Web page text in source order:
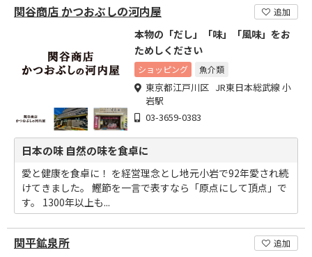
関谷商店 かつおぶしの河内屋 追加
本物の「だし」「味」「風味」をお
ためしください
ショッピング 魚介類
東京都江戸川区 JR東日本総武線 小
岩駅
03-3659-0383
日本の味 自然の味を食卓に
愛と健康を食卓に！ を経営理念とし地元小岩で92年愛され続
けてきました。 鰹節を一言で表すなら「原点にして頂点」で
す。 1300年以上も...
関平鉱泉所 追加